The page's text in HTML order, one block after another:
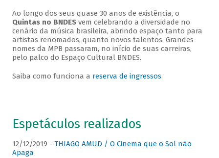
Ao longo dos seus quase 30 anos de existência, o
Quintas no BNDESvem celebrando a diversidade no
cenário da música brasileira, abrindo espaço tanto para
artistas renomados, quanto novos talentos. Grandes
nomes da MPB passaram, no início de suas carreiras,
pelo palco do Espaço Cultural BNDES.
Saiba como funciona a reserva de ingressos.
Espetáculos realizados
12/12/2019 - THIAGO AMUD / O Cinema que o Sol não
Apaga